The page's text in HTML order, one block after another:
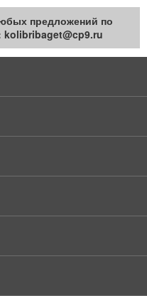
про балкон
предложений по
kolibribaget@cp9.ru